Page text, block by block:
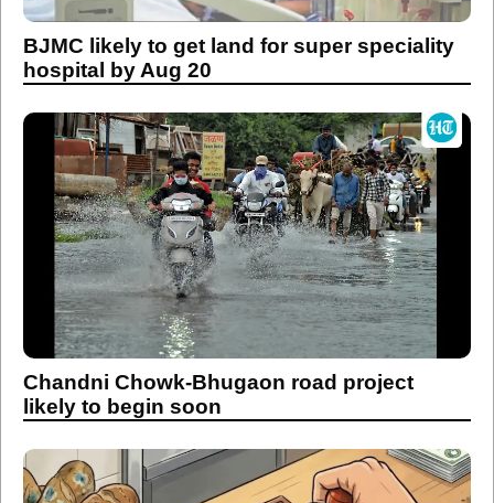
BJMC likely to get land for super speciality
hospital by Aug 20
Chandni Chowk-Bhugaon road project
likely to begin soon